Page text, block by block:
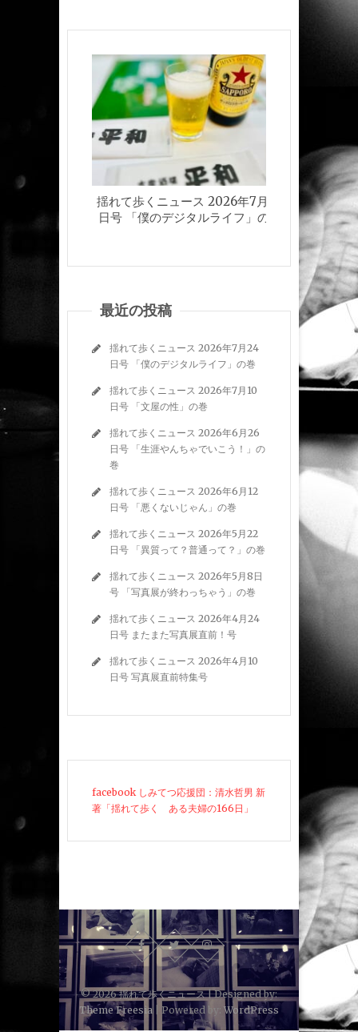
揺れて歩くニュース 2026年7月24
日号 「僕のデジタルライフ」の巻
揺れて歩
日
最近の投稿
揺れて歩くニュース 2026年7月24
日号 「僕のデジタルライフ」の巻
揺れて歩くニュース 2026年7月10
日号 「文屋の性」の巻
揺れて歩くニュース 2026年6月26
日号 「生涯やんちゃでいこう！」の
巻
揺れて歩くニュース 2026年6月12
日号 「悪くないじゃん」の巻
揺れて歩くニュース 2026年5月22
日号 「異質って？普通って？」の巻
揺れて歩くニュース 2026年5月8日
号 「写真展が終わっちゃう」の巻
揺れて歩くニュース 2026年4月24
日号 またまた写真展直前！号
揺れて歩くニュース 2026年4月10
日号 写真展直前特集号
facebook しみてつ応援団：清水哲男 新
著「揺れて歩く ある夫婦の166日」
© 2026揺れて歩くニュース| Designed by:
Theme Freesia | Powered by: WordPress